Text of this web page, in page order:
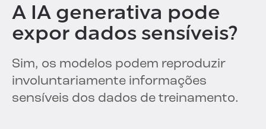
A IA generativa pode
expor dados sensíveis?
Sim, os modelos podem reproduzir
involuntariamente informações
sensíveis dos dados de treinamento.